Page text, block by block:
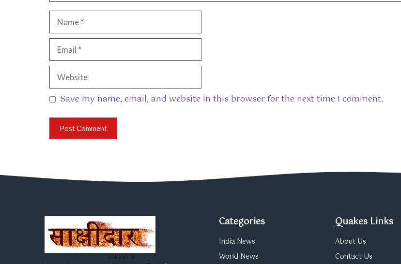
Name
Email
Website
Save my name, email, and website in this browser for the next time I comment.
Sakshidar
Categories
India News
World News
Quakes Links
About Us
Contact Us